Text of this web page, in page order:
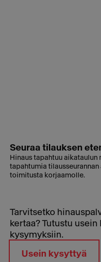
Seuraa tilauksen
Hinaus tapahtuu aikataulun
tapahtumia
toimitusta korjaamolle.
Tarvitsetko
kertaa? Tutustu
kysymyksiin.
Usein kysyttyä